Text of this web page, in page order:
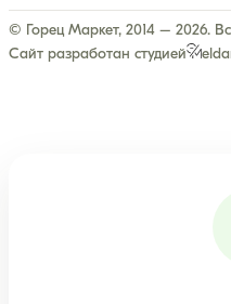
© Горец Маркет, 2014 – 2026.
Сайт разработан студией